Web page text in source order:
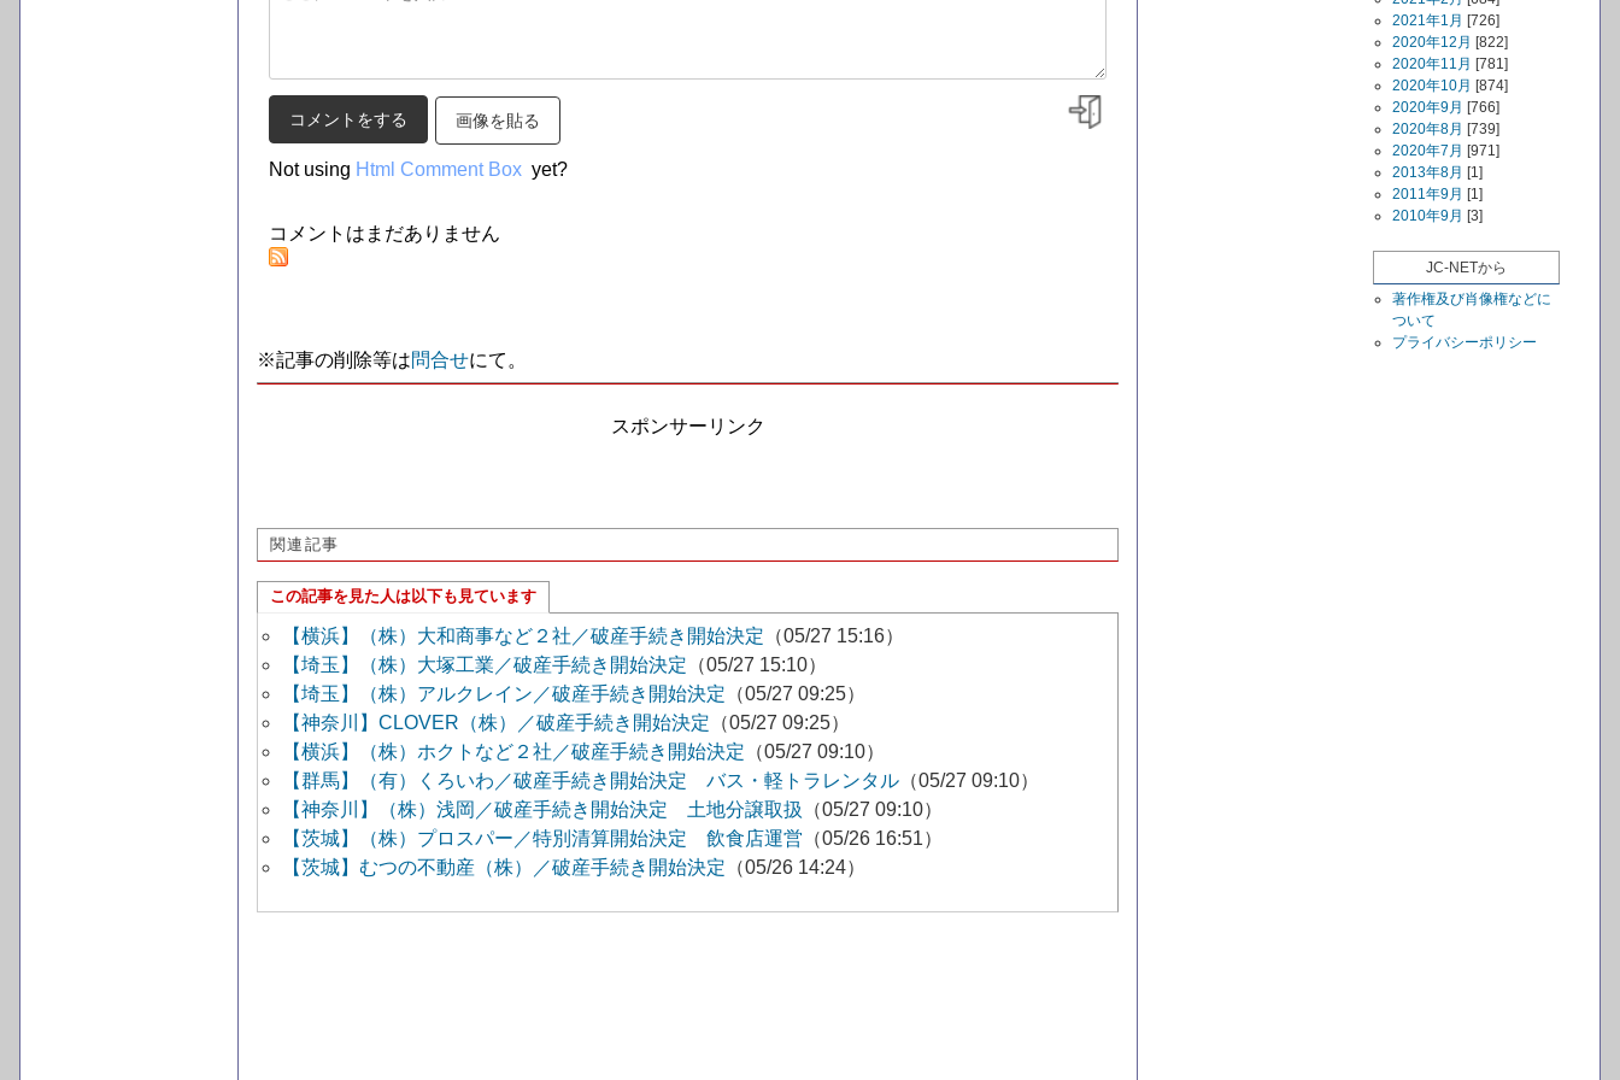
画像を貼る
Not using Html Comment Box yet?
コメントはまだありません
※記事の削除等は問合せにて。
スポンサーリンク
関連記事
この記事を見た人は以下も見ています
【横浜】（株）大和商事など２社／破産手続き開始決定 （05/27 15:16）
【埼玉】（株）大塚工業／破産手続き開始決定 （05/27 15:10）
【埼玉】（株）アルクレイン／破産手続き開始決定 （05/27 09:25）
【神奈川】CLOVER（株）／破産手続き開始決定 （05/27 09:25）
【横浜】（株）ホクトなど２社／破産手続き開始決定 （05/27 09:10）
【群馬】（有）くろいわ／破産手続き開始決定 バス・軽トラレンタル （05/27 09:10）
【神奈川】（株）浅岡／破産手続き開始決定 土地分譲取扱
（05/27 09:10）
【茨城】（株）プロスパー／特別清算開始決定 飲食店運営 （05/26 16:51）
【茨城】むつの不動産（株）／破産手続き開始決定 （05/26 14:24）
2021年1月 [726]
2020年12月 [822]
2020年11月 [781]
2020年10月 [874]
2020年9月 [766]
2020年8月 [739]
2020年7月 [971]
2013年8月 [1]
2011年9月 [1]
2010年9月 [3]
JC-NETから
著作権及び肖像権などに
ついて
プライバシーポリシー